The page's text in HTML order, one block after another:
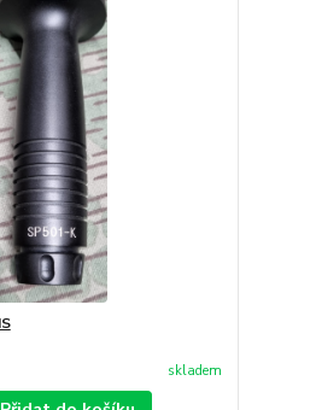
skladem